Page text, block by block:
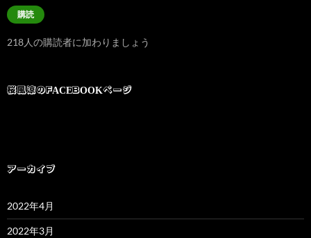
ル
ア
レ
購読
218人の購読者に加わりましょう
桜風涼のFACEBOOKページ
アーカイブ
2022年4月
2022年3月